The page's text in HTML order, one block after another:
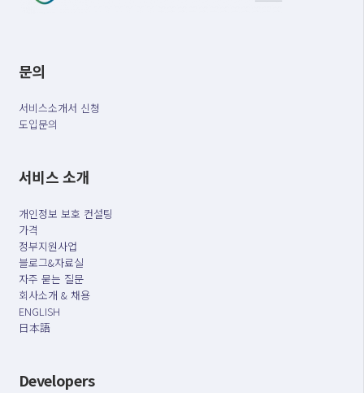
문의
서비스소개서 신청
도입문의
서비스 소개
개인정보 보호 컨설팅
가격
정부지원사업
블로그&자료실
자주 묻는 질문
회사소개 & 채용
ENGLISH
日本語
Developers